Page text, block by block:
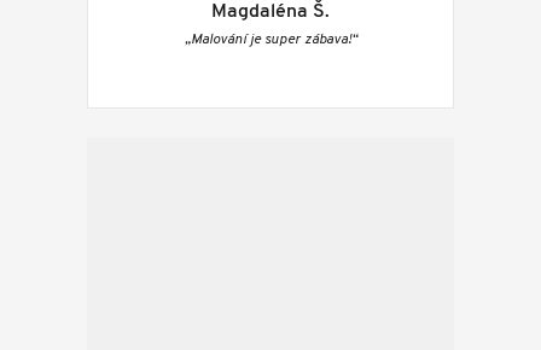
Magdaléna Š.
„Malování je super zábava!“